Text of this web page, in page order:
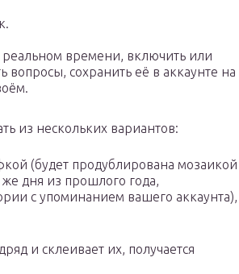
времени, включить или
сохранить её в аккаунте на
из нескольких вариантов:
(будет продублирована мозаикой
же дня из прошлого года,
с упоминанием вашего аккаунта),
и склеивает их, получается